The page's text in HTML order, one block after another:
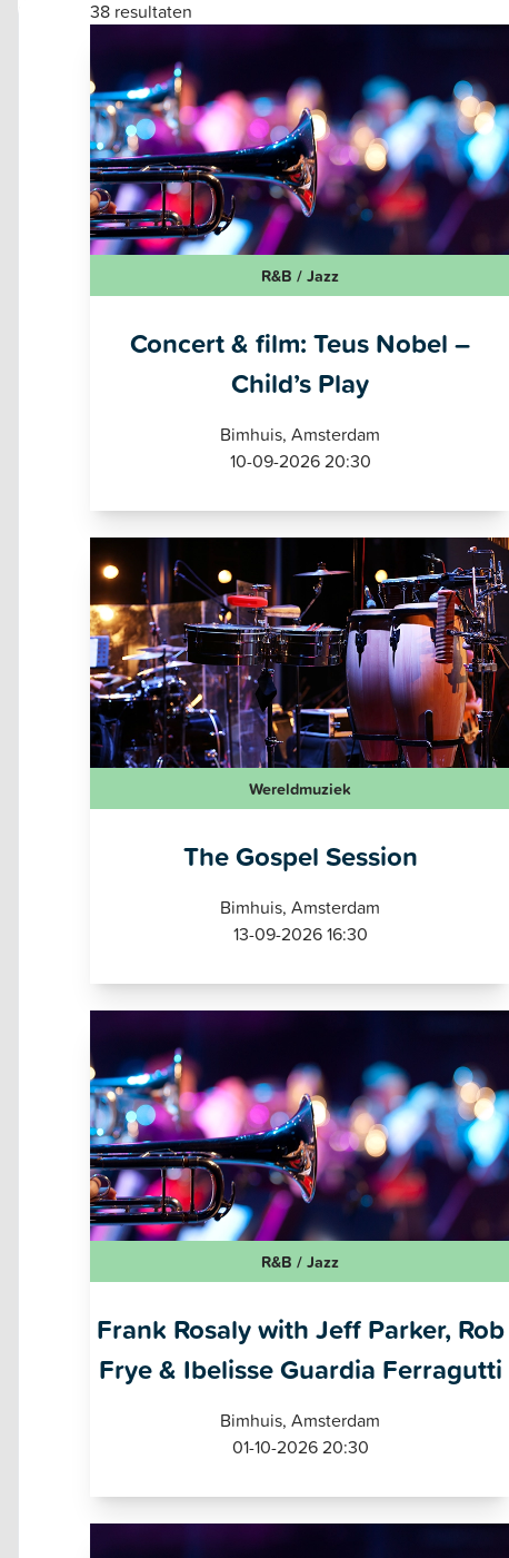
38 resultaten
R&B / Jazz
Concert & film: Teus Nobel –
Child’s Play
Bimhuis, Amsterdam
10-09-2026 20:30
Wereldmuziek
The Gospel Session
Bimhuis, Amsterdam
13-09-2026 16:30
R&B / Jazz
Frank Rosaly with Jeff Parker, Rob
Frye & Ibelisse Guardia Ferragutti
Bimhuis, Amsterdam
01-10-2026 20:30